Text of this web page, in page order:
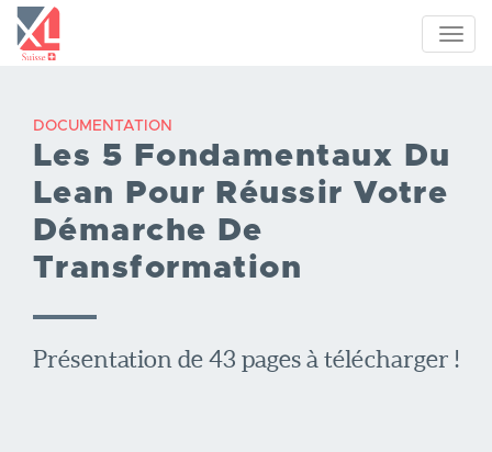
Aller
contenu
DOCUMENTATION
Les 5 Fondamentaux Du
Lean Pour Réussir Votre
Démarche De
Transformation
Présentation de 43 pages à télécharger !